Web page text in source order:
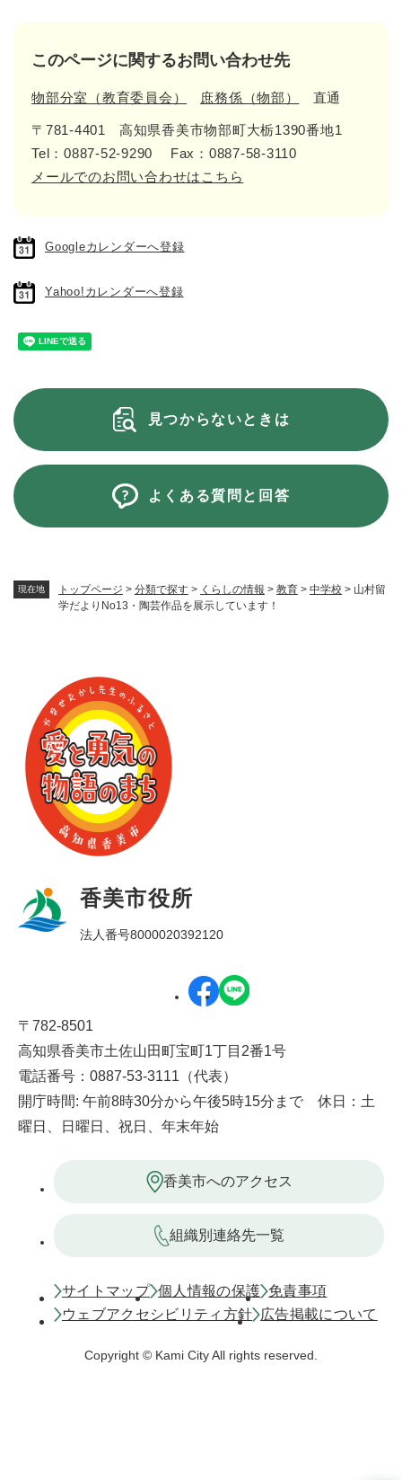
現在地 トップページ > 分類で探す > くらしの情報 > 教育 > 中学校 > 山村留
学だよりNo13・陶芸作品を展示しています！
このページに関するお問い合わせ先
物部分室（教育委員会） 庶務係（物部） 直通
〒781-4401
高知県香美市物部町大栃1390番地1
Tel：0887-52-9290
Fax：0887-58-3110
メールでのお問い合わせはこちら
Googleカレンダーへ登録
Yahoo!カレンダーへ登録
見つからないときは
よくある質問と回答
香美市役所
法人番号8000020392120
〒782-8501
高知県香美市土佐山田町宝町1丁目2番1号
電話番号：0887-53-3111（代表）
開庁時間: 午前8時30分から午後5時15分まで 休日：土
曜日、日曜日、祝日、年末年始
香美市へのアクセス
組織別連絡先一覧
サイトマップ 個人情報の保護 免責事項
ウェブアクセシビリティ方針
広告掲載について
Copyright © Kami City All rights reserved.